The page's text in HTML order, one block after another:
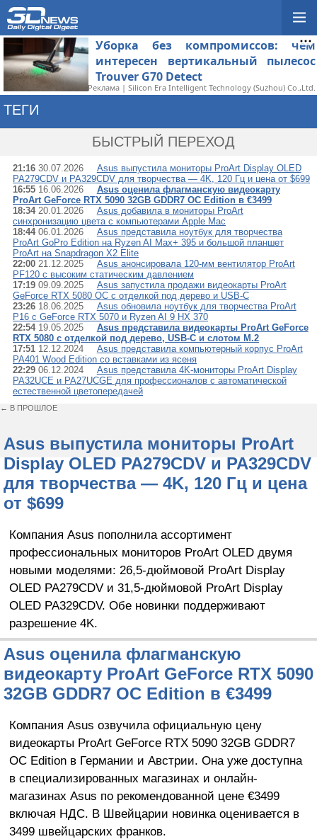
Уборка без компромиссов: чем
интересен вертикальный пылесос
Trouver G70 Detect
Реклама | Silicon Era Intelligent Technology (Suzhou) Co.,Ltd.
ТЕГИ
БЫСТРЫЙ ПЕРЕХОД
21:16 30.07.2026
Asus выпустила мониторы ProArt Display OLED
PA279CDV и PA329CDV для творчества — 4K, 120 Гц и цена от $699
16:55 16.06.2026
Asus оценила флагманскую видеокарту
ProArt GeForce RTX 5090 32GB GDDR7 OC Edition в €3499
18:3420.01.2026
Asus добавила в мониторы ProArt
синхронизацию цвета с компьютерами Apple Mac
18:4406.01.2026
Asus представила ноутбук для творчества
ProArt GoPro Edition на Ryzen AI Max+ 395 и большой планшет
ProArt на Snapdragon X2 Elite
22:00 21.12.2025
Asus анонсировала 120-мм вентилятор ProArt
PF120 с высоким статическим давлением
17:19 09.09.2025
Asus запустила продажи видеокарты ProArt
GeForce RTX 5080 OC с отделкой под дерево и USB-C
23:26 18.06.2025
Asus обновила ноутбук для творчества ProArt
P16 с GeForce RTX 5070 и Ryzen AI 9 HX 370
22:5419.05.2025
Asus представила видеокарты ProArt GeForce
RTX 5080 с отделкой под дерево, USB-C и слотом M.2
17:51 12.12.2024
Asus представила компьютерный корпус ProArt
PA401 Wood Edition cо вставками из ясеня
22:29 06.12.2024
Asus представила 4K-мониторы ProArt Display
PA32UCE и PA27UCGE для профессионалов с автоматической
естественной цветопередачей
← В ПРОШЛОЕ
Asus выпустила мониторы ProArt
Display OLED PA279CDV и PA329CDV
для творчества — 4K, 120 Гц и цена
от $699
Компания Asus пополнила ассортимент
профессиональных мониторов ProArt OLED двумя
новыми моделями: 26,5-дюймовой ProArt Display
OLED PA279CDV и 31,5-дюймовой ProArt Display
OLED PA329CDV. Обе новинки поддерживают
разрешение 4K.
Asus оценила флагманскую
видеокарту ProArt GeForce RTX 5090
32GB GDDR7 OC Edition в €3499
Компания Asus озвучила официальную цену
видеокарты ProArt GeForce RTX 5090 32GB GDDR7
OC Edition в Германии и Австрии. Она уже доступна
в специализированных магазинах и онлайн-
магазинах Asus по рекомендованной цене €3499
включая НДС. В Швейцарии новинка оценивается в
3499 швейцарских франков.